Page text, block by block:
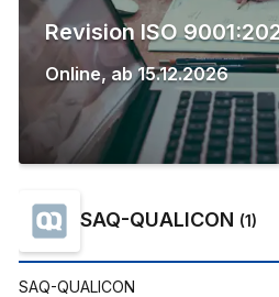
Revision ISO
Online,ab 15.12.2026
SAQ-QUALICON (1 )
SAQ-QUALICON